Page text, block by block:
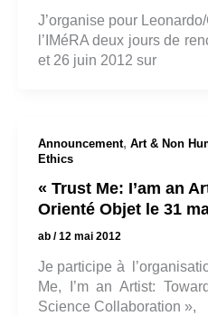
J’organise pour
l’IMéRA deux jours de
et 26 juin 2012 sur
Announcement, Art & Non
Ethics
« Trust Me: I’am an
Orienté Objet le 31
ab /12 mai 2012
Je participe à
Me, I’m an Artist:
Science Collaboration »,